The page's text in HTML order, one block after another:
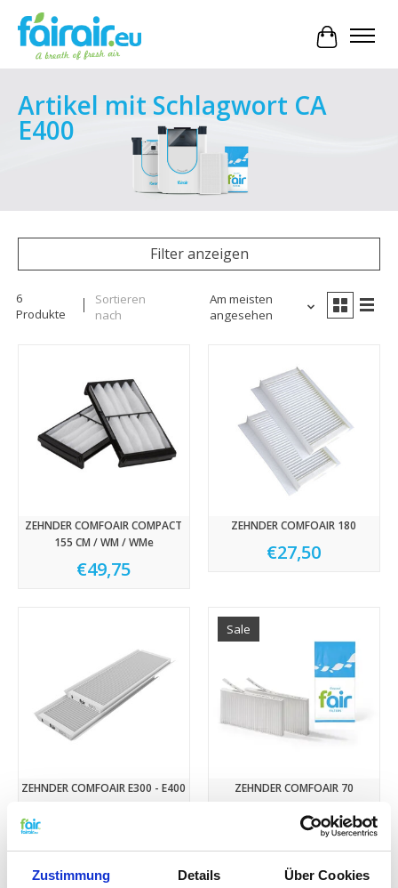
Zustimmung Details Über Cookies
Ihr
Artikel mit Schlagwort CA
E400
Filter anzeigen
6
Produkte
Sortieren
nach
Am meisten
angesehen
ZEHNDER COMFOAIR COMPACT
155 CM / WM / WMe
€49,75
ZEHNDER COMFOAIR 180
€27,50
ZEHNDER COMFOAIR E300 - E400
Sale
ZEHNDER COMFOAIR 70
€36,20